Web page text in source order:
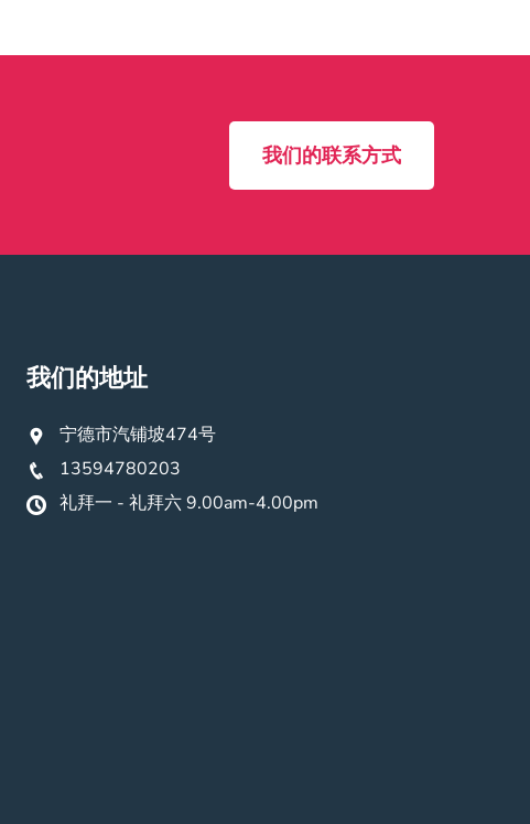
我们的联系方式
我们的地址
宁德市汽铺坡474号
13594780203
礼拜一 - 礼拜六 9.00am-4.00pm